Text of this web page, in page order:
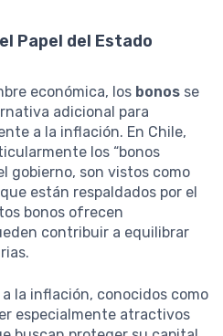
Papel del Estado
económica, los bonos se
adicional para
a la inflación. En Chile,
los “bonos
gobierno, son vistos como
están respaldados por el
bonos ofrecen
contribuir a equilibrar
la inflación, conocidos como
especialmente atractivos